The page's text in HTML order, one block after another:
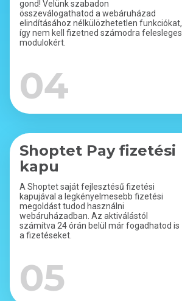
gond! Velünk szabadon
összeválogathatod a webáruházad
elindításához nélkülözhetetlen funkciókat,
így nem kell fizetned számodra felesleges
modulokért.
04
Shoptet Pay fizetési
kapu
A Shoptet saját fejlesztésű fizetési
kapujával a legkényelmesebb fizetési
megoldást tudod használni
webáruházadban. Az aktiválástól
számítva 24 órán belül már fogadhatod is
a fizetéseket.
05